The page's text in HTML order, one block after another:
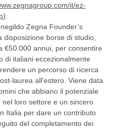
it/ez-
).
Zegna Founder’s
disposizione borse di studio,
€50.000 annui, per consentire
di italiani eccezionalmente
un percorso di ricerca
laurea all'estero. Viene data
che abbiano il potenziale
loro settore e un sincero
Italia per dare un contributo
del completamento dei